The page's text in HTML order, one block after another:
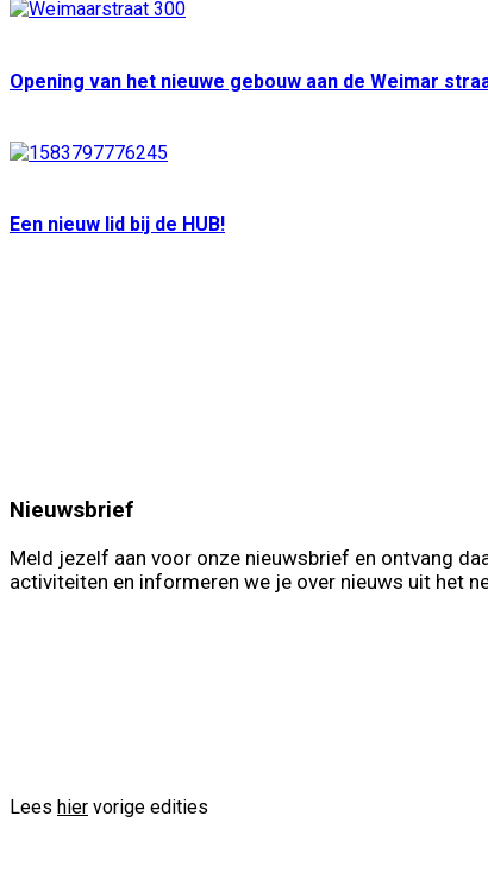
Opening van het nieuwe gebouw aan de Weimar
Een nieuw lid bij de HUB!
Nieuwsbrief
Meld jezelf aan voor onze nieuwsbrief en ontvang
activiteiten en informeren we je over nieuws uit het
Lees hier vorige edities